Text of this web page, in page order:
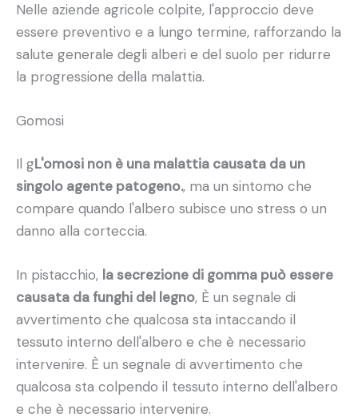
Nelle aziende agricole colpite, l'approccio deve
essere preventivo e a lungo termine, rafforzando la
salute generale degli alberi e del suolo per ridurre
la progressione della malattia.
Gomosi
Il gL'omosi non è una malattia causata da un
singolo agente patogeno., ma un sintomo che
compare quando l'albero subisce uno stress o un
danno alla corteccia.
In pistacchio, la secrezione di gomma può essere
causata da funghi del legno, È un segnale di
avvertimento che qualcosa sta intaccando il
tessuto interno dell'albero e che è necessario
intervenire. È un segnale di avvertimento che
qualcosa sta colpendo il tessuto interno dell'albero
e che è necessario intervenire.